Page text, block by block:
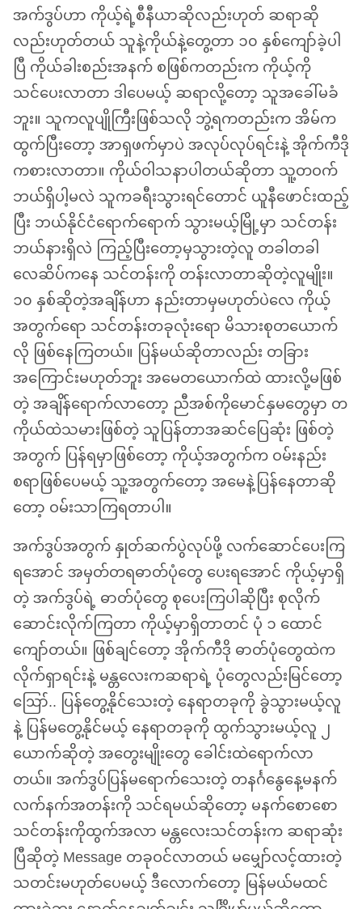
အက်ဒွပ်ဟာ ကိုယ့်ရဲ့စီနီယာဆိုလည်းဟုတ် ဆရာဆို
လည်းဟုတ်တယ် သူနဲ့ကိုယ်နဲ့တွေ့တာ ၁၀ နှစ်ကျော်ခဲ့ပါ
ပြီ ကိုယ်ခါးစည်းအနက် စဖြစ်ကတည်းက ကိုယ့်ကို
သင်ပေးလာတာ ဒါပေမယ့် ဆရာလို့တော့ သူအခေါ်မခံ
ဘူး။ သူကလူပျိုကြီးဖြစ်သလို ဘွဲ့ရကတည်းက အိမ်က
ထွက်ပြီးတော့ အာရှဖက်မှာပဲ အလုပ်လုပ်ရင်းနဲ့ အိုက်ကီဒို
ကစားလာတာ။ ကိုယ်ဝါသနာပါတယ်ဆိုတာ သူ့တဝက်
ဘယ်ရှိပါ့မလဲ သူကခရီးသွားရင်တောင် ယူနီဖောင်းထည့်
ပြီး ဘယ်နိုင်ငံရောက်ရောက် သွားမယ့်မြို့မှာ သင်တန်း
ဘယ်နားရှိလဲ ကြည့်ပြီးတော့မှသွားတဲ့လူ တခါတခါ
လေဆိပ်ကနေ သင်တန်းကို တန်းလာတာဆိုတဲ့လူမျိုး။
၁၀ နှစ်ဆိုတဲ့အချိန်ဟာ နည်းတာမှမဟုတ်ပဲလေ ကိုယ့်
အတွက်ရော သင်တန်းတခုလုံးရော မိသားစုတယောက်
လို ဖြစ်နေကြတယ်။ ပြန်မယ်ဆိုတာလည်း တခြား
အကြောင်းမဟုတ်ဘူး အမေတယောက်ထဲ ထားလို့မဖြစ်
တဲ့ အချိန်ရောက်လာတော့ ညီအစ်ကိုမောင်နှမတွေမှာ တ
ကိုယ်ထဲသမားဖြစ်တဲ့ သူပြန်တာအဆင်ပြေဆုံး ဖြစ်တဲ့
အတွက် ပြန်ရမှာဖြစ်တော့ ကိုယ့်အတွက်က ဝမ်းနည်း
စရာဖြစ်ပေမယ့် သူ့အတွက်တော့ အမေနဲ့ပြန်နေတာဆို
တော့ ဝမ်းသာကြရတာပါ။
အက်ဒွပ်အတွက် နှုတ်ဆက်ပွဲလုပ်ဖို့ လက်ဆောင်ပေးကြ
ရအောင် အမှတ်တရဓာတ်ပုံတွေ ပေးရအောင် ကိုယ့်မှာရှိ
တဲ့ အက်ဒွပ်ရဲ့ ဓာတ်ပုံတွေ စုပေးကြပါဆိုပြီး စုလိုက်
ဆောင်းလိုက်ကြတာ ကိုယ့်မှာရှိတာတင် ပုံ ၁ ထောင်
ကျော်တယ်။ ဖြစ်ချင်တော့ အိုက်ကီဒို ဓာတ်ပုံတွေထဲက
လိုက်ရှာရင်းနဲ့ မန္တလေးကဆရာရဲ့ ပုံတွေလည်းမြင်တော့
ဪ.. ပြန်တွေ့နိုင်သေးတဲ့ နေရာတခုကို ခွဲသွားမယ့်လူ
နဲ့ ပြန်မတွေ့နိုင်မယ့် နေရာတခုကို ထွက်သွားမယ့်လူ ၂
ယောက်ဆိုတဲ့ အတွေးမျိုးတွေ ခေါင်းထဲရောက်လာ
တယ်။ အက်ဒွပ်ပြန်မရောက်သေးတဲ့ တနင်္ဂနွေနေ့မနက်
လက်နက်အတန်းကို သင်ရမယ်ဆိုတော့ မနက်စောစော
သင်တန်းကိုထွက်အလာ မန္တလေးသင်တန်းက ဆရာဆုံး
ပြီဆိုတဲ့ Message တခုဝင်လာတယ် မမျှော်လင့်ထားတဲ့
သတင်းမဟုတ်ပေမယ့် ဒီလောက်တော့ မြန်မယ်မထင်